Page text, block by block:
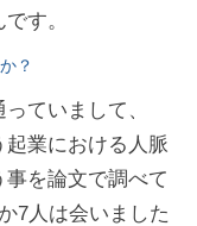
す。
？
ていまして、
起業における人脈
を論文で調べて
7人は会いました